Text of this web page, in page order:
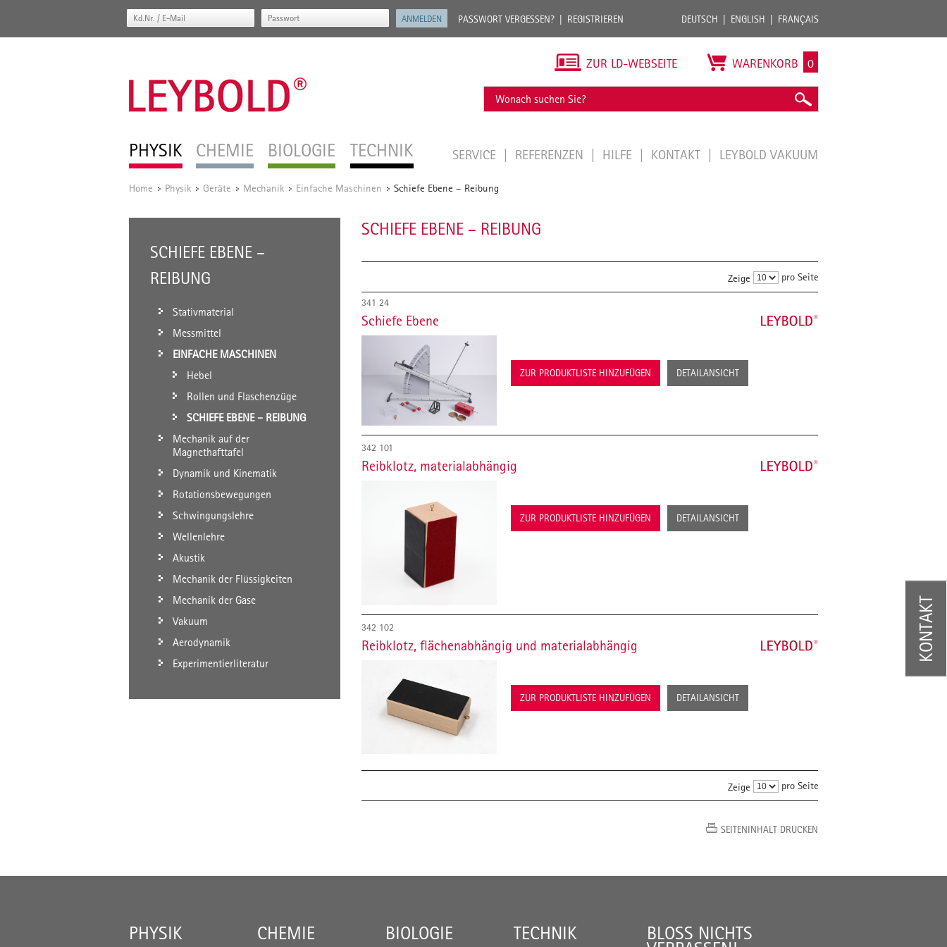
PASSWORT VERGESSEN? REGISTRIEREN DEUTSCH ENGLISH FRANÇAIS
PHYSIK CHEMIE BIOLOGIE TECHNIK
ZUR LD-WEBSEITE WARENKORB 0
SERVICE REFERENZEN HILFE KONTAKT LEYBOLD VAKUUM
Home / Physik / Geräte / Mechanik / Einfache Maschinen / Schiefe Ebene – Reibung
SCHIEFE EBENE –
REIBUNG
Stativmaterial
Messmittel
EINFACHE MASCHINEN
Hebel
Rollen und Flaschenzüge
SCHIEFE EBENE – REIBUNG
Mechanik auf der
Magnethafttafel
Dynamik und Kinematik
Rotationsbewegungen
Schwingungslehre
Wellenlehre
Akustik
Mechanik der Flüssigkeiten
Mechanik der Gase
Vakuum
Aerodynamik
Experimentierliteratur
SCHIEFE EBENE – REIBUNG
Zeige pro Seite
341 24
Schiefe Ebene
ZUR PRODUKTLISTE HINZUFÜGEN DETAILANSICHT
342 101
Reibklotz, materialabhängig
ZUR PRODUKTLISTE HINZUFÜGEN DETAILANSICHT
342 102
Reibklotz, flächenabhängig und materialabhängig
ZUR PRODUKTLISTE HINZUFÜGEN DETAILANSICHT
Zeige pro Seite
SEITENINHALT DRUCKEN
PHYSIK CHEMIE BIOLOGIE TECHNIK BLOSS NICHTS V
KONTAKT